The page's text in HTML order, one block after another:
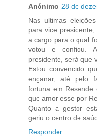
Anónimo 28 de
Nas ultimas
para vice
a cargo para o qual
votou e confiou.
presidente, será que
Estou convencido
enganar, até pelo
fortuna em Resende
que amor esse por
Quanto a gestor
geriu o centro de
Responder